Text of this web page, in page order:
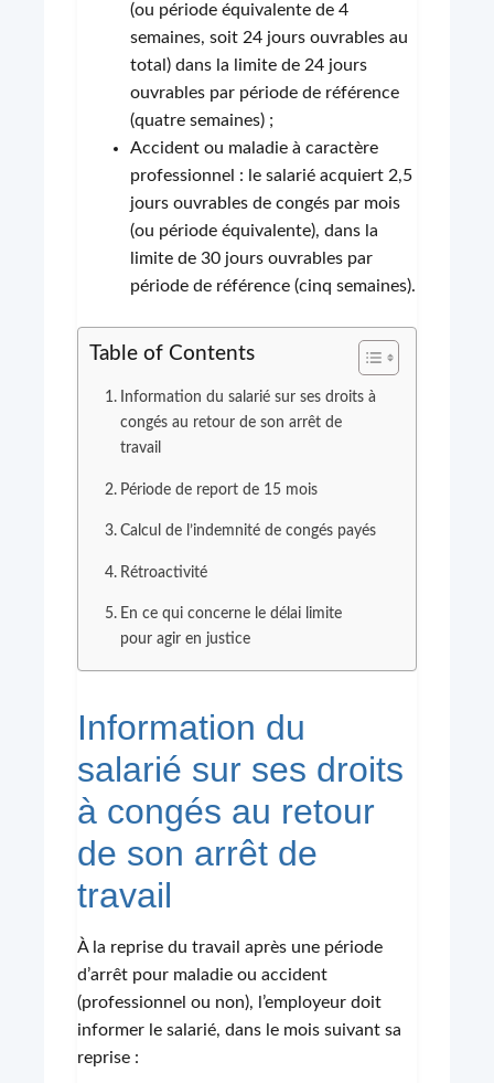
(ou période équivalente de 4
semaines, soit 24 jours ouvrables au
total) dans la limite de 24 jours
ouvrables par période de référence
(quatre semaines) ;
Accident ou maladie à caractère
professionnel : le salarié acquiert 2,5
jours ouvrables de congés par mois
(ou période équivalente), dans la
limite de 30 jours ouvrables par
période de référence (cinq semaines).
Table of Contents
Information du salarié sur ses droits à
congés au retour de son arrêt de
travail
Période de report de 15 mois
Calcul de l’indemnité de congés payés
Rétroactivité
En ce qui concerne le délai limite
pour agir en justice
Information du
salarié sur ses droits
à congés au retour
de son arrêt de
travail
À la reprise du travail après une période
d’arrêt pour maladie ou accident
(professionnel ou non), l’employeur doit
informer le salarié, dans le mois suivant sa
reprise :